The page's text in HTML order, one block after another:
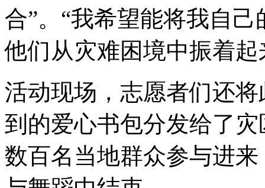
合”。“我希望能将我自
他们从灾难困境中振着
活动现场，志愿者们还
到的爱心书包分发给了
数百名当地群众参与进